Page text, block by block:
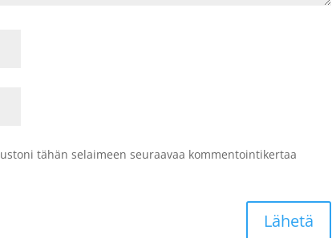
tähän selaimeen seuraavaa kommentointikertaa